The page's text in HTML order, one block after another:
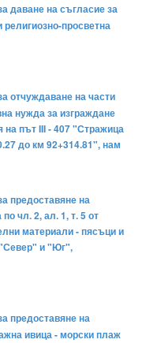
даване на съгласие за
просветна
отчуждаване на части
нужда за изграждане
на път III - 407 "Стражица
до км 92+314.81", нам
предоставяне на
чл. 2, ал. 1, т. 5 от
материали - пясъци и
и "Юг",
предоставяне на
ивица - морски плаж